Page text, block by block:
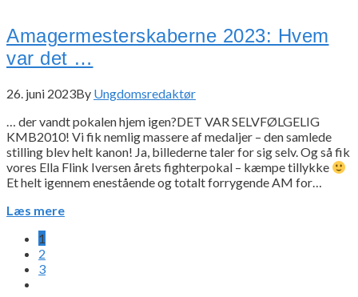
Amagermesterskaberne 2023: Hvem
var det …
26. juni 2023By Ungdomsredaktør
… der vandt pokalen hjem igen?DET VAR SELVFØLGELIG
KMB2010! Vi fik nemlig massere af medaljer – den samlede
stilling blev helt kanon! Ja, billederne taler for sig selv. Og så fik
vores Ella Flink Iversen årets fighterpokal – kæmpe tillykke
Et helt igennem enestående og totalt forrygende AM for…
Læs mere
1
2
3